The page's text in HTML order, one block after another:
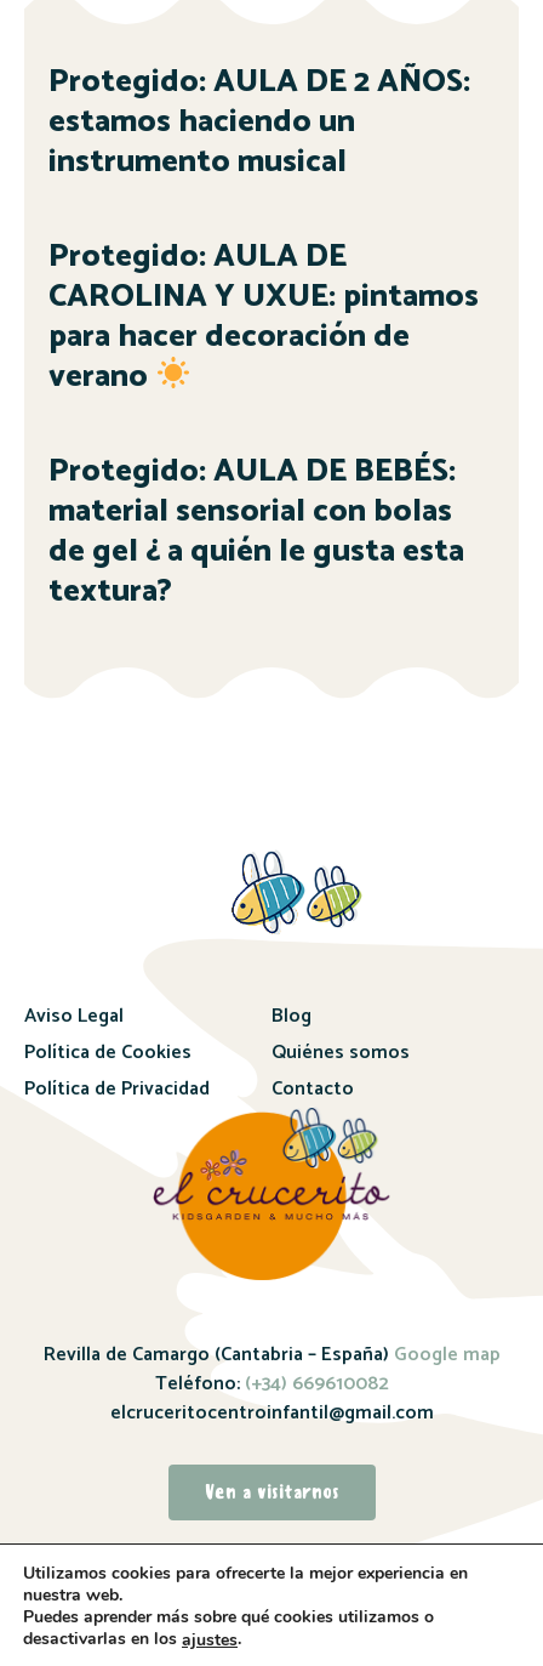
Protegido: AULA DE 2 AÑOS:
estamos haciendo un
instrumento musical
Protegido: AULA DE
CAROLINA Y UXUE: pintamos
para hacer decoración de
verano
Protegido: AULA DE BEBÉS:
material sensorial con bolas
de gel ¿ a quién le gusta esta
textura?
Aviso Legal
Política de Cookies
Política de Privacidad
Blog
Quiénes somos
Contacto
Revilla de Camargo (Cantabria – España) Google map
Teléfono:(+34) 669610082
elcruceritocentroinfantil@gmail.com
Ven a visitarnos
Utilizamos cookies para ofrecerte la mejor experiencia en
nuestra web.
Puedes aprender más sobre qué cookies utilizamos o
desactivarlas en los ajustes.